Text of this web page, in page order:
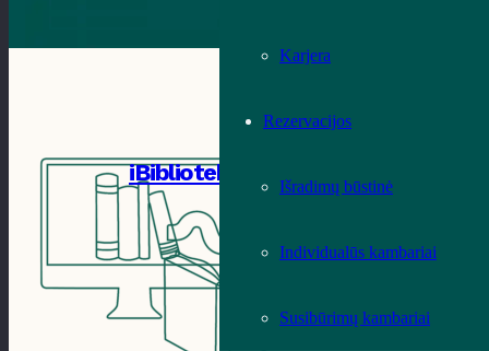
Karjera
Rezervacijos
Išradimų būstinė
Individualūs kambariai
Susibūrimų kambariai
iBiblioteka